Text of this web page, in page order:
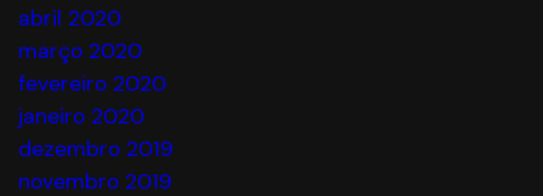
abril 2020
março 2020
fevereiro 2020
janeiro 2020
dezembro 2019
novembro 2019